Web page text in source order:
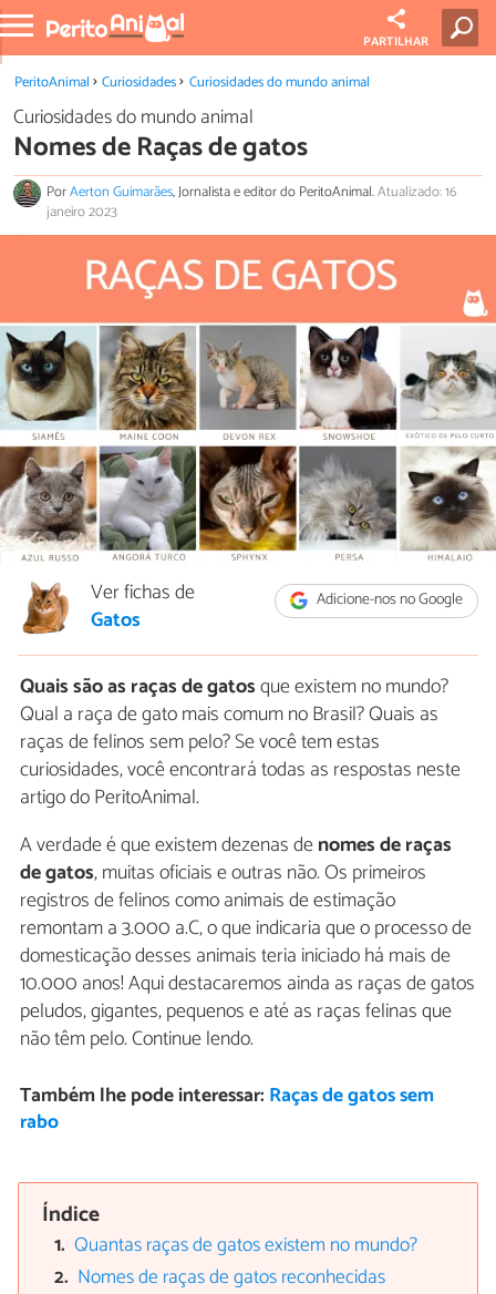
PARTILHAR
PeritoAnimal Curiosidades Curiosidades do mundo animal
Curiosidades do mundo animal
Nomes de Raças de gatos
PorAerton Guimarães, Jornalista e editor do PeritoAnimal.Atualizado: 16
janeiro 2023
Adicione-nos no Google
Ver fichas de
Gatos
Quais são as raças de gatosque existem no mundo?
Qual a raça de gato mais comum no Brasil? Quais as
raças de felinos sem pelo? Se você tem estas
curiosidades, você encontrará todas as respostas neste
artigo do PeritoAnimal.
A verdade é que existem dezenas denomes deraças
de gatos, muitas oficiais e outras não. Os primeiros
registros de felinos como animais de estimação
remontam a 3.000 a.C, o que indicaria que o processo de
domesticação desses animais teria iniciado há mais de
10.000 anos! Aqui destacaremos ainda as raças de gatos
peludos, gigantes, pequenos e até as raças felinas que
não têm pelo. Continue lendo.
Também lhe pode interessar: Raças de gatos sem
rabo
Índice
Quantas raças de gatos existem no mundo?
Nomes de raças de gatos reconhecidas